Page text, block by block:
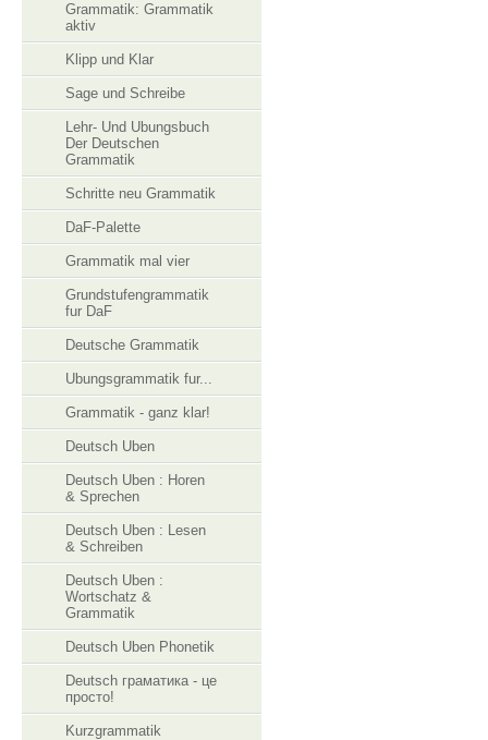
Grammatik: Grammatik
aktiv
Klipp und Klar
Sage und Schreibe
Lehr- Und Ubungsbuch
Der Deutschen
Grammatik
Schritte neu Grammatik
DaF-Palette
Grammatik mal vier
Grundstufengrammatik
fur DaF
Deutsche Grammatik
Ubungsgrammatik fur...
Grammatik - ganz klar!
Deutsch Uben
Deutsch Uben : Horen
& Sprechen
Deutsch Uben : Lesen
& Schreiben
Deutsch Uben :
Wortschatz &
Grammatik
Deutsch Uben Phonetik
Deutsch граматика - це
просто!
Kurzgrammatik